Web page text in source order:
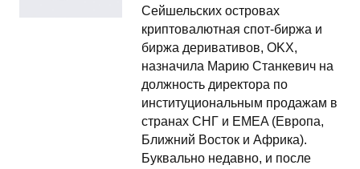
Сейшельских островах
криптовалютная спот-биржа и
биржа деривативов, OKX,
назначила Марию Станкевич на
должность директора по
институциональным продажам в
странах СНГ и EMEA (Европа,
Ближний Восток и Африка).
Буквально недавно, и после